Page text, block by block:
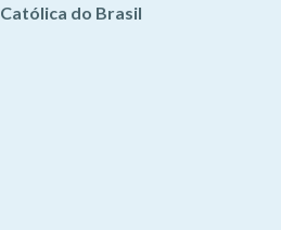
do Brasil